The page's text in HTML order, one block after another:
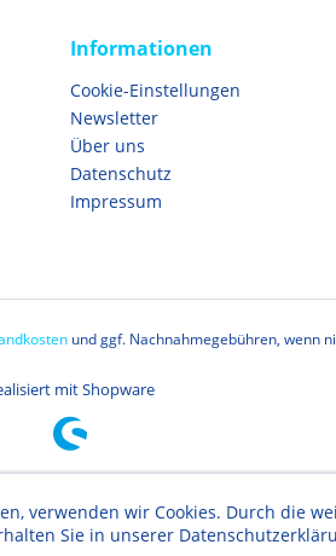
Informationen
Cookie-Einstellungen
Newsletter
Über uns
Datenschutz
Impressum
und ggf. Nachnahmegebühren, wenn
mit Shopware
verwenden wir Cookies. Durch die
Sie in unserer